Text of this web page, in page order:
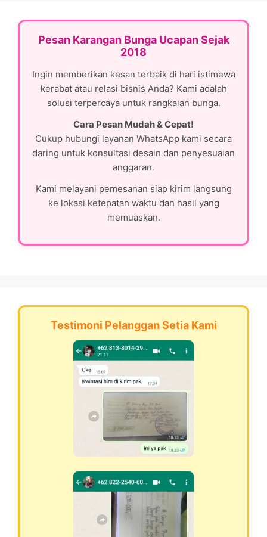
Pesan Karangan Bunga Ucapan Sejak
2018
Ingin memberikan kesan terbaik di hari istimewa
kerabat atau relasi bisnis Anda? Kami adalah
solusi terpercaya untuk rangkaian bunga.
Cara Pesan Mudah & Cepat!
Cukup hubungi layanan WhatsApp kami secara
daring untuk konsultasi desain dan penyesuaian
anggaran.
Kami melayani pemesanan siap kirim langsung
ke lokasi ketepatan waktu dan hasil yang
memuaskan.
Testimoni Pelanggan Setia Kami